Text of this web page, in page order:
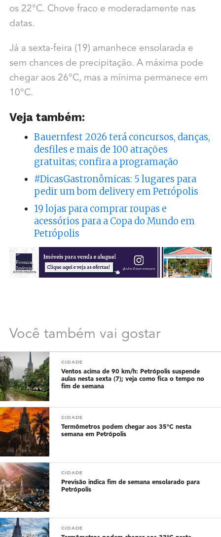
os 22°C. Chove fraco e moderadamente nas
datas.
Já a sexta-feira (19) amanhece ensolarada e
sem chances de precipitação. A máxima pode
chegar aos 26°C, mas a mínima permanece em
10°C.
Veja também:
Bauernfest 2026 terá concursos, danças,
desfiles e mais de 100 atrações
gratuitas; confira a programação
#DicasGastronômicas: 5 lugares para
pedir um bom delivery em Petrópolis
19 lojas para comprar roupas e
acessórios para a Copa do Mundo em
Petrópolis
Você também vai gostar
CIDADE
Ventos acima de 90 km/h: Petrópolis suspende
aulas nesta sexta (7); veja como fica o tempo no
fim de semana
CIDADE
Termômetros podem chegar aos 35°C nesta
semana em Petrópolis
CIDADE
Previsão indica fim de semana ensolarado para
Petrópolis
CIDADE